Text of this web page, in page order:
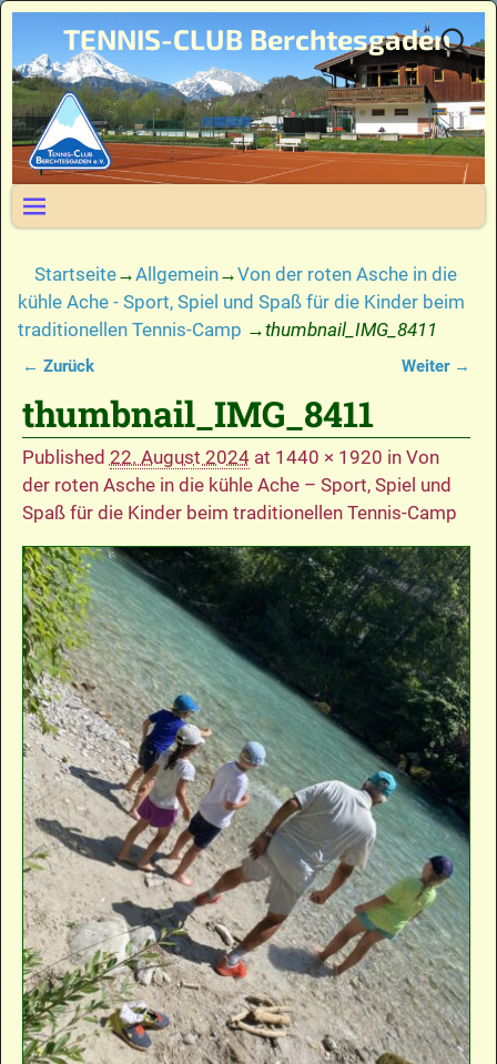
TENNIS-CLUB Berchtesgaden
Startseite→Allgemein→Von der roten Asche in die
kühle Ache - Sport, Spiel und Spaß für die Kinder beim
traditionellen Tennis-Camp →thumbnail_IMG_8411
← Zurück Weiter →
thumbnail_IMG_8411
Published 22. August 2024at 1440 × 1920 in Von
der roten Asche in die kühle Ache – Sport, Spiel und
Spaß für die Kinder beim traditionellen Tennis-Camp